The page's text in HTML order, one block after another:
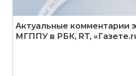
Актуальные комментарии
МГППУ в РБК, RT,